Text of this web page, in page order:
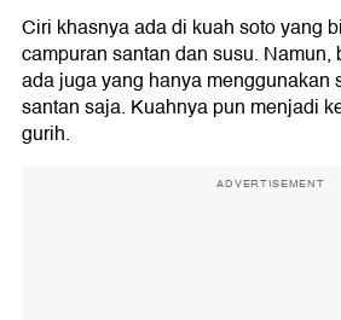
Ciri khasnya ada di kuah soto yang
campuran santan dan susu. Namun,
ada juga yang hanya menggunakan
santan saja. Kuahnya pun menjadi
gurih.
ADVERTISEMENT